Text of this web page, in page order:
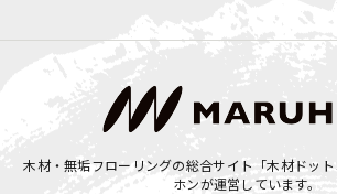
木材・無垢フローリングの総合サイト「木材ドッ
ホンが運営しています。